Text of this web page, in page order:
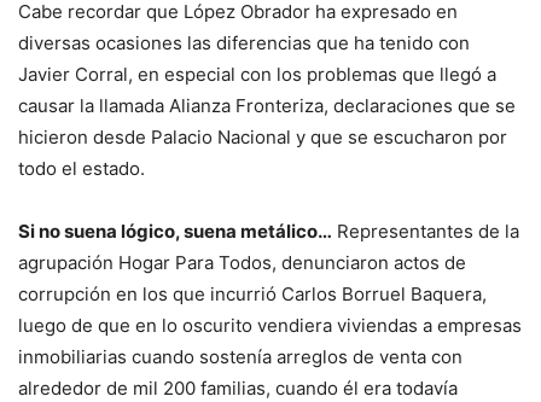
Cabe recordar que López Obrador ha expresado en
diversas ocasiones las diferencias que ha tenido con
Javier Corral, en especial con los problemas que llegó a
causar la llamada Alianza Fronteriza, declaraciones que se
hicieron desde Palacio Nacional y que se escucharon por
todo el estado.
Si no suena lógico, suena metálico… Representantes de la
agrupación Hogar Para Todos, denunciaron actos de
corrupción en los que incurrió Carlos Borruel Baquera,
luego de que en lo oscurito vendiera viviendas a empresas
inmobiliarias cuando sostenía arreglos de venta con
alrededor de mil 200 familias, cuando él era todavía